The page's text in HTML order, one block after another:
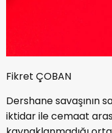
Fikret ÇOBAN
Dershane savaşının
iktidar ile cemaat